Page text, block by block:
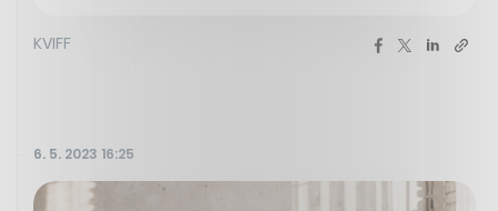
KVIFF
6. 5. 2023 16:25